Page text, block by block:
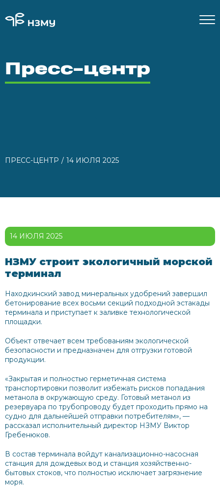
Пресс-центр
ПРЕСС-ЦЕНТР 14 ИЮЛЯ 2025
14 ИЮЛЯ 2025
НЗМУ строит экологичный морской
терминал
Находкинский завод минеральных удобрений завершил
бетонирование всех восьми секций подходной эстакады
терминала и приступает к заливке технологической
площадки.
Объект отвечает всем требованиям экологической
безопасности и предназначен для отгрузки готовой
продукции.
«Закрытая и полностью герметичная система
транспортировки позволит избежать рисков попадания
метанола в окружающую среду. Готовый метанол из
резервуара по трубопроводу будет проходить прямо на
судно для дальнейшей отправки потребителям», —
рассказал исполнительный директор НЗМУ Виктор
Гребенюков.
В состав терминала войдут канализационно-насосная
станция для дождевых вод и станция хозяйственно-
бытовых стоков, что полностью исключает загрязнение
моря.